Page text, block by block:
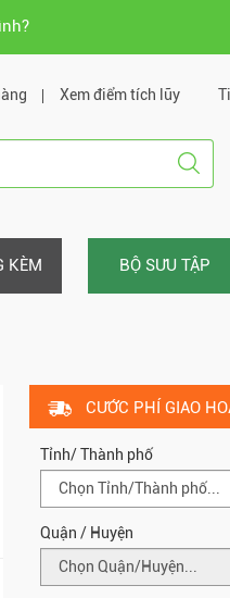
Xem điểm tích lũy
KÈM BỘ SƯU TẬP
CƯỚC PHÍ GIAO
Tỉnh/ Thành phố
Quận / Huyện